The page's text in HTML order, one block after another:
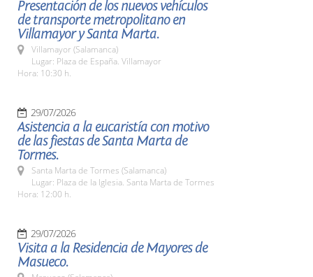
Presentación de los nuevos vehículos
de transporte metropolitano en
Villamayor y Santa Marta.
Villamayor (Salamanca)
Lugar: Plaza de España. Villamayor
Hora: 10:30 h.
29/07/2026
Asistencia a la eucaristía con motivo
de las fiestas de Santa Marta de
Tormes.
Santa Marta de Tormes (Salamanca)
Lugar: Plaza de la Iglesia. Santa Marta de Tormes
Hora: 12:00 h.
29/07/2026
Visita a la Residencia de Mayores de
Masueco.